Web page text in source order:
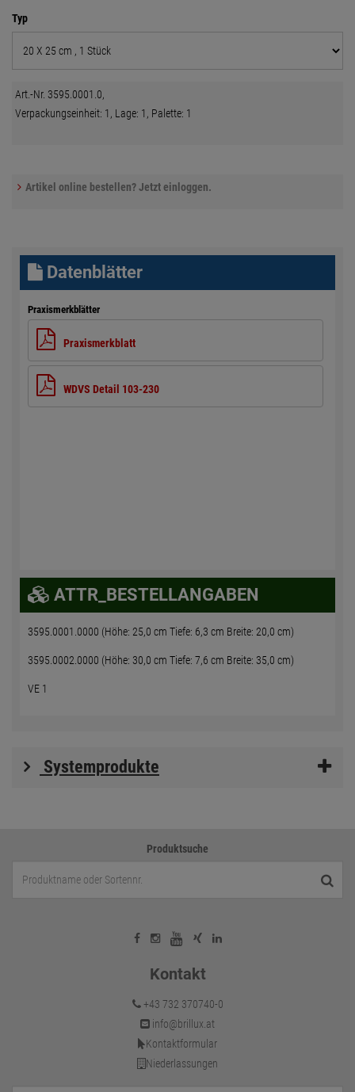
Typ
Art.-Nr. 3595.0001.0,
Verpackungseinheit: 1, Lage: 1, Palette: 1
Artikel online bestellen? Jetzt einloggen.
Datenblätter
Praxismerkblätter
Praxismerkblatt
WDVS Detail 103-230
ATTR_BESTELLANGABEN
3595.0001.0000 (Höhe: 25,0 cm Tiefe: 6,3 cm Breite: 20,0 cm)
3595.0002.0000 (Höhe: 30,0 cm Tiefe: 7,6 cm Breite: 35,0 cm)
VE 1
Systemprodukte
Produktsuche
Kontakt
+43 732 370740-0
info@brillux.at
Kontaktformular
Niederlassungen